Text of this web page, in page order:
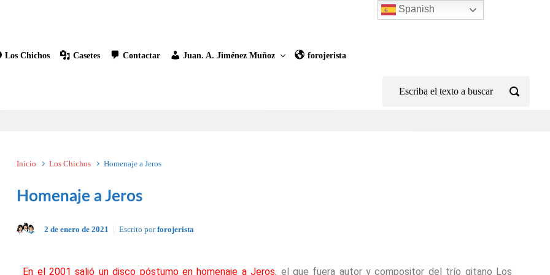
Los Chichos Casetes Contactar Juan. A. Jiménez Muñoz forojerista
Inicio Los Chichos Homenaje a Jeros
Homenaje a Jeros
2 de enero de 2021 Escrito porforojerista
En el 2001 salió un disco póstumo en homenaje a Jeros, el que fuera autor y compositor del trío gitano Los
Spanish